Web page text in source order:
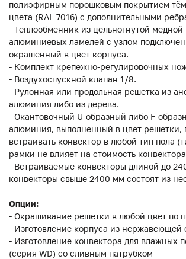
полиэфирным порошковым покрытием
цвета (RAL 7016) с дополнительными
- Теплообменник из цельногнутой медной
алюминиевых ламелей с узлом
окрашенный в цвет корпуса.
- Комплект крепежно-регулировочных
- Воздухоспускной клапан 1/8.
- Рулонная или продольная решетка из
алюминия либо из дерева.
- Окантовочный U-образный либо F-
алюминия, выполненный в цвет решетки,
встраивать конвектор в любой тип пола
рамки не влияет на стоимость
- Встраиваемые конвекторы длиной до
конвекторы свыше 2400 мм состоят из
Опции:
- Окрашивание решетки в любой цвет по
- Изготовление корпуса из нержавеющей
- Изготовление конвектора для влажных
(серия WD) со сливным патрубком